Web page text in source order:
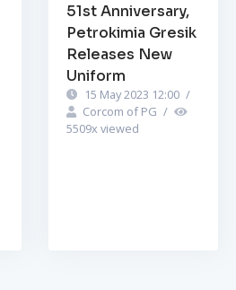
51st Anniversary,
Petrokimia Gresik
Releases New
Uniform
15 May 2023 12:00 /
Corcom of PG /
5509x viewed